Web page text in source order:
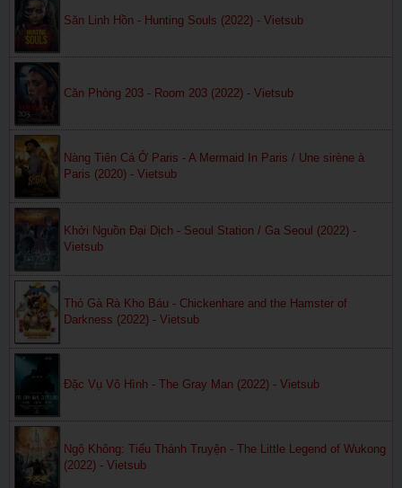
Săn Linh Hồn - Hunting Souls (2022) - Vietsub
Căn Phòng 203 - Room 203 (2022) - Vietsub
Nàng Tiên Cá Ở Paris - A Mermaid In Paris / Une sirène à
Paris (2020) - Vietsub
Khởi Nguồn Đại Dịch - Seoul Station / Ga Seoul (2022) -
Vietsub
Thỏ Gà Rà Kho Báu - Chickenhare and the Hamster of
Darkness (2022) - Vietsub
Đặc Vụ Vô Hình - The Gray Man (2022) - Vietsub
Ngộ Không: Tiểu Thánh Truyện - The Little Legend of Wukong
(2022) - Vietsub